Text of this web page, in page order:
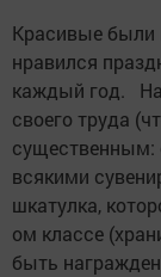
Красивые были
нравился
каждый год.
своего труда
существенным:
всякими
шкатулка,
ом классе
быть